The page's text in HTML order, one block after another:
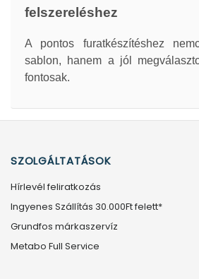
felszereléshez
A pontos furatkészítéshez
sablon, hanem a jól
fontosak.
SZOLGÁLTATÁSOK
Hírlevél feliratkozás
Ingyenes Szállítás 30.000Ft felett*
Grundfos márkaszervíz
Metabo Full Service